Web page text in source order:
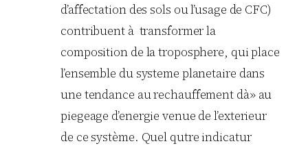
d’affectation des sols ou l’usage de CFC)
contribuent à transformer la
composition de la troposphere, qui place
l’ensemble du systeme planetaire dans
une tendance au rechauffement dà» au
piegeage d’energie venue de l’exterieur
de ce système. Quel qutre indicatur